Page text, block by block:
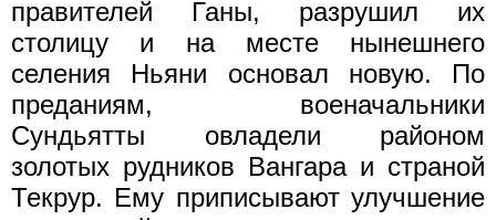
правителей Ганы, разрушил их
столицу и на месте нынешнего
селения Ньяни основал новую. По
преданиям, военачальники
Сундьятты овладели районом
золотых рудников Вангара и страной
Текрур. Ему приписывают улучшение